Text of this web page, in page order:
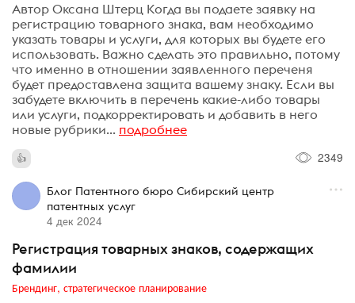
Автор Оксана Штерц Когда вы подаете заявку на
регистрацию товарного знака, вам необходимо
указать товары и услуги, для которых вы будете его
использовать. Важно сделать это правильно, потому
что именно в отношении заявленного переченя
будет предоставлена защита вашему знаку. Если вы
забудете включить в перечень какие-либо товары
или услуги, подкорректировать и добавить в него
новые рубрики... подробнее
2349
Блог Патентного бюро Сибирский центр
патентных услуг
4 дек 2024
Регистрация товарных знаков, содержащих
фамилии
Брендинг, стратегическое планирование